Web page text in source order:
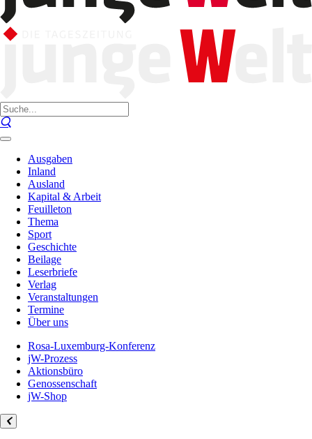
Ausgaben
Inland
Ausland
Kapital & Arbeit
Feuilleton
Thema
Sport
Geschichte
Beilage
Leserbriefe
Verlag
Veranstaltungen
Termine
Über uns
Rosa-Luxemburg-Konferenz
jW-Prozess
Aktionsbüro
Genossenschaft
jW-Shop